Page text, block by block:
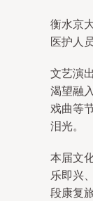
衡水京
医护人
文艺演
渴望融
戏曲等
泪光。
本届文
乐即兴
段康复